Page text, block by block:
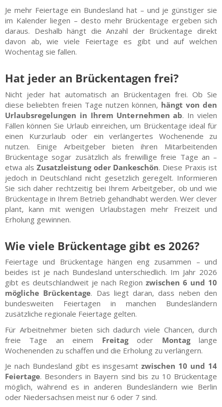
Je mehr Feiertage ein Bundesland hat – und je günstiger sie
im Kalender liegen – desto mehr Brückentage ergeben sich
daraus. Deshalb hängt die Anzahl der Brückentage direkt
davon ab, wie viele Feiertage es gibt und auf welchen
Wochentag sie fallen.
Hat jeder an Brückentagen frei?
Nicht jeder hat automatisch an Brückentagen frei. Ob Sie
diese beliebten freien Tage nutzen können, hängt von den
Urlaubsregelungen in Ihrem Unternehmen ab. In vielen
Fällen können Sie Urlaub einreichen, um Brückentage ideal für
einen Kurzurlaub oder ein verlängertes Wochenende zu
nutzen. Einige Arbeitgeber bieten ihren Mitarbeitenden
Brückentage sogar zusätzlich als freiwillige freie Tage an –
etwa als Zusatzleistung oder Dankeschön. Diese Praxis ist
jedoch in Deutschland nicht gesetzlich geregelt. Informieren
Sie sich daher rechtzeitig bei Ihrem Arbeitgeber, ob und wie
Brückentage in Ihrem Betrieb gehandhabt werden. Wer clever
plant, kann mit wenigen Urlaubstagen mehr Freizeit und
Erholung gewinnen.
Wie viele Brückentage gibt es 2026?
Feiertage und Brückentage hängen eng zusammen – und
beides ist je nach Bundesland unterschiedlich. Im Jahr 2026
gibt es deutschlandweit je nach Regionzwischen 6 und 10
mögliche Brückentage. Das liegt daran, dass neben den
bundesweiten Feiertagen in manchen Bundesländern
zusätzliche regionale Feiertage gelten.
Für Arbeitnehmer bieten sich dadurch viele Chancen, durch
freie Tage an einem Freitagoder Montaglange
Wochenenden zu schaffen und die Erholung zu verlängern.
Je nach Bundesland gibt es insgesamtzwischen 10 und 14
Feiertage. Besonders in Bayern sind bis zu 10 Brückentage
möglich, während es in anderen Bundesländern wie Berlin
oder Niedersachsen meist nur 6 oder 7 sind.